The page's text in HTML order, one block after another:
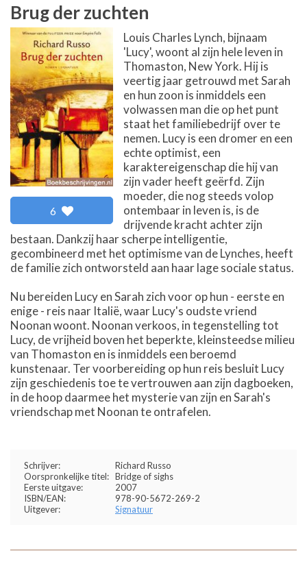
Brug der zuchten
6
Louis Charles Lynch, bijnaam
'Lucy', woont al zijn hele leven in
Thomaston, New York. Hij is
veertig jaar getrouwd met Sarah
en hun zoon is inmiddels een
volwassen man die op het punt
staat het familiebedrijf over te
nemen. Lucy is een dromer en een
echte optimist, een
karaktereigenschap die hij van
zijn vader heeft geërfd. Zijn
moeder, die nog steeds volop
ontembaar in leven is, is de
drijvende kracht achter zijn
bestaan. Dankzij haar scherpe intelligentie,
gecombineerd met het optimisme van de Lynches, heeft
de familie zich ontworsteld aan haar lage sociale status.
Nu bereiden Lucy en Sarah zich voor op hun - eerste en
enige - reis naar Italië, waar Lucy's oudste vriend
Noonan woont. Noonan verkoos, in tegenstelling tot
Lucy, de vrijheid boven het beperkte, kleinsteedse milieu
van Thomaston en is inmiddels een beroemd
kunstenaar. Ter voorbereiding op hun reis besluit Lucy
zijn geschiedenis toe te vertrouwen aan zijn dagboeken,
in de hoop daarmee het mysterie van zijn en Sarah's
vriendschap met Noonan te ontrafelen.
Schrijver:
Richard Russo
Oorspronkelijke titel: Bridge of sighs
Eerste uitgave:
2007
ISBN/EAN:
978-90-5672-269-2
Uitgever:
Signatuur